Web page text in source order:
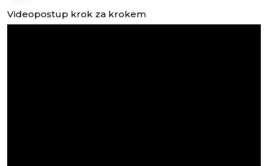
Videopostup krok za krokem